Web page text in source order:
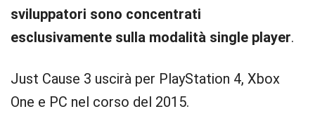
sviluppatori sono concentrati
esclusivamente sulla modalità single player.
Just Cause 3 uscirà per PlayStation 4, Xbox
One e PC nel corso del 2015.